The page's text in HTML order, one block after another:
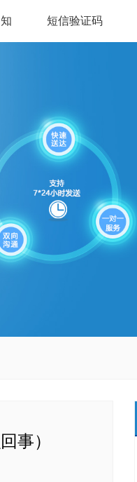
短信验证码
事）